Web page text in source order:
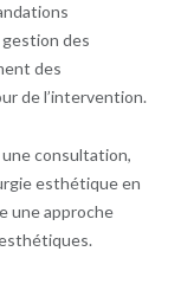
des
des
de l’intervention.
consultation,
esthétique en
une approche